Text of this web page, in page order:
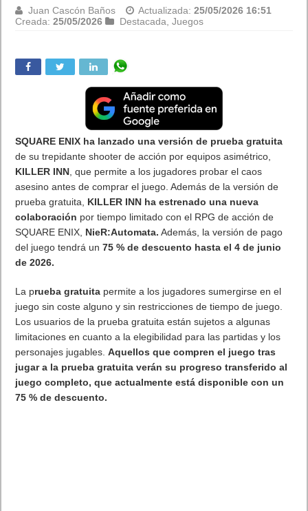
Juan Cascón Baños Actualizada:25/05/2026 16:51
Creada:25/05/2026 Destacada ,Juegos
SQUARE ENIX ha lanzado una versión de prueba gratuita
de su trepidante shooter de acción por equipos asimétrico,
KILLER INN , que permite a los jugadores probar el caos
asesino antes de comprar el juego. Además de la versión de
prueba gratuita, KILLER INN ha estrenado una nueva
colaboración por tiempo limitado con el RPG de acción de
SQUARE ENIX, NieR:Automata. Además, la versión de pago
del juego tendrá un75 % de descuento hasta el 4 de junio
de 2026.
La prueba gratuita permite a los jugadores sumergirse en el
juego sin coste alguno y sin restricciones de tiempo de juego.
Los usuarios de la prueba gratuita están sujetos a algunas
limitaciones en cuanto a la elegibilidad para las partidas y los
personajes jugables.Aquellos que compren el juego tras
jugar a la prueba gratuita verán su progreso transferido al
juego completo, que actualmente está disponible con un
75 % de descuento.